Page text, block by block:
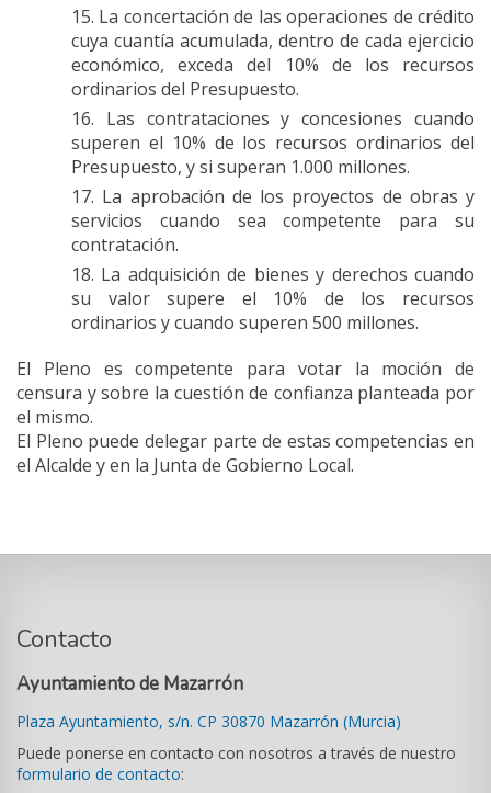
La concertación de las operaciones de crédito
cuya cuantía acumulada, dentro de cada ejercicio
económico, exceda del 10% de los recursos
ordinarios del Presupuesto.
Las contrataciones y concesiones cuando
superen el 10% de los recursos ordinarios del
Presupuesto, y si superan 1.000 millones.
La aprobación de los proyectos de obras y
servicios cuando sea competente para su
contratación.
La adquisición de bienes y derechos cuando
su valor supere el 10% de los recursos
ordinarios y cuando superen 500 millones.
El Pleno es competente para votar la moción de
censura y sobre la cuestión de confianza planteada por
el mismo.
El Pleno puede delegar parte de estas competencias en
el Alcalde y en la Junta de Gobierno Local.
Contacto
Ayuntamiento de Mazarrón
Plaza Ayuntamiento, s/n. CP 30870 Mazarrón (Murcia)
Puede ponerse en contacto con nosotros a través de nuestro
formulario de contacto: